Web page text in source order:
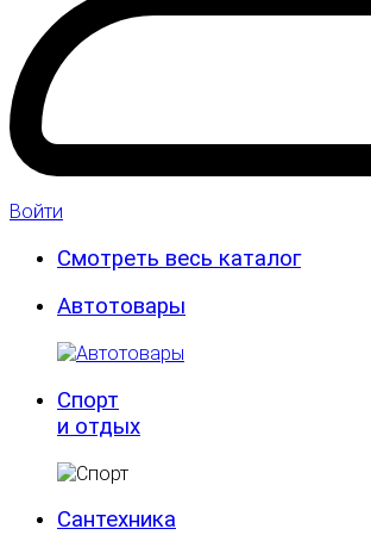
Войти
Смотреть весь каталог
Автотовары
Спорт
и отдых
Сантехника